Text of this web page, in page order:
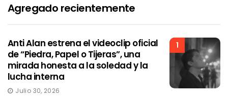
Agregado recientemente
1
Anti Alan estrena el videoclip oficial
de “Piedra, Papel o Tijeras”, una
mirada honesta a la soledad y la
lucha interna
Julio 30, 2026